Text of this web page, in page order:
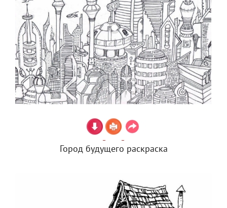
Город будущего раскраска